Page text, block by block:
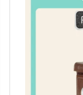
菲林機的對焦原
合下的奧秘，並
掌握你的菲林傻
自動傻瓜菲林機
同，早期的自動
理：主動式對焦
瓜機都採用了其